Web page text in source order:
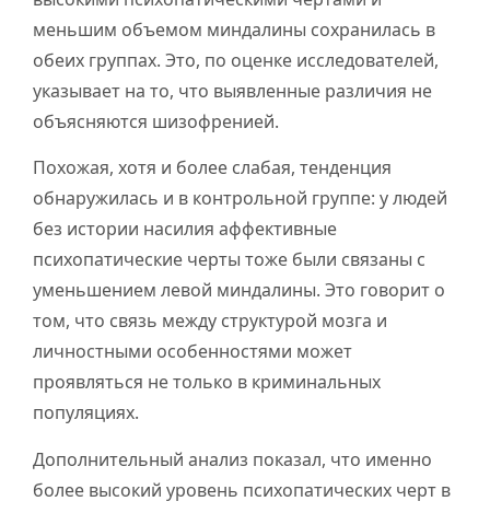
меньшим объемом миндалины сохранилась в
обеих группах. Это, по оценке исследователей,
указывает на то, что выявленные различия не
объясняются шизофренией.
Похожая, хотя и более слабая, тенденция
обнаружилась и в контрольной группе: у людей
без истории насилия аффективные
психопатические черты тоже были связаны с
уменьшением левой миндалины. Это говорит о
том, что связь между структурой мозга и
личностными особенностями может
проявляться не только в криминальных
популяциях.
Дополнительный анализ показал, что именно
более высокий уровень психопатических черт в